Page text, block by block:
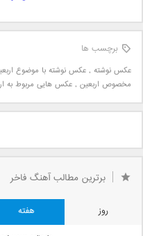
برچسب ها
عکس نوشته , عکس نوشته با موضوع
مخصوص اربعین , عکس هایی مربوط به
برترین مطالب آهنگ فاخر
روز هفته